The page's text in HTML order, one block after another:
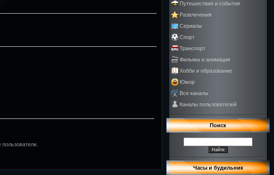
Путешествия и события
Развлечения
Сериалы
Спорт
Транспорт
Фильмы и анимация
Хобби и образование
Юмор
Все каналы
Каналы пользователей
Поиск
Часы и будильник